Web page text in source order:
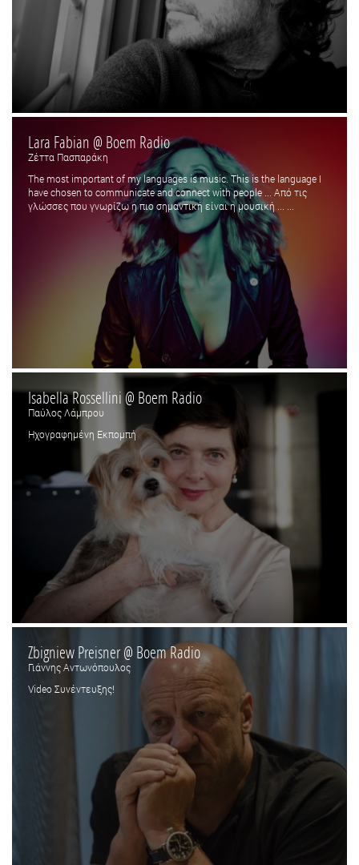
Lara Fabian @ Boem Radio
Ζέττα Πασπαράκη
The most important of my languages is music. This is the language I
have chosen to communicate and connect with people ... Από τις
γλώσσες που γνωρίζω η πιο σημαντική είναι η μουσική ... ...
Isabella Rossellini @ Boem Radio
Παύλος Λάμπρου
Ηχογραφημένη Εκπομπή
Zbigniew Preisner @ Boem Radio
Γιάννης Αντωνόπουλος
Video Συνέντευξης!